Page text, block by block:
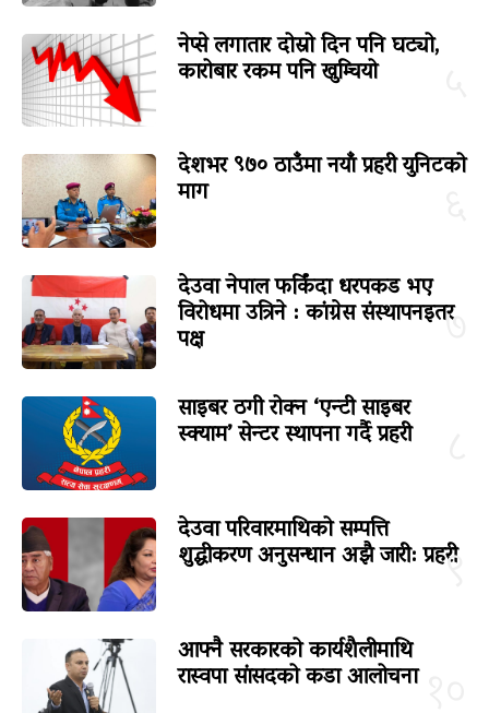
नेप्से लगातार दोस्रो दिन पनि घट्यो,
कारोबार रकम पनि खुम्चियो
देशभर ९७० ठाउँमा नयाँ प्रहरी युनिटको
माग
७
देउवा नेपाल फर्किंदा धरपकड भए
विरोधमा उत्रिने : कांग्रेस संस्थापनइतर
पक्ष
साइबर ठगी रोक्न ‘एन्टी साइबर
स्क्याम’ सेन्टर स्थापना गर्दै प्रहरी
९
देउवा परिवारमाथिको सम्पत्ति
शुद्धीकरण अनुसन्धान अझै जारी: प्रहरी
आफ्नै सरकारको कार्यशैलीमाथि
रास्वपा सांसदको कडा आलोचना